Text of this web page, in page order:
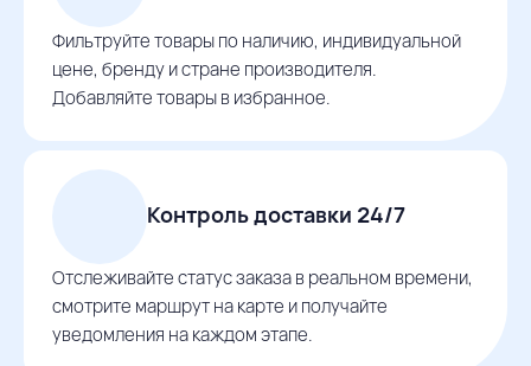
Фильтруйте товары по наличию, индивидуальной
цене, бренду и стране производителя.
Добавляйте товары в избранное.
Контроль доставки 24/7
Отслеживайте статус заказа в реальном времени,
смотрите маршрут на карте и получайте
уведомления на каждом этапе.